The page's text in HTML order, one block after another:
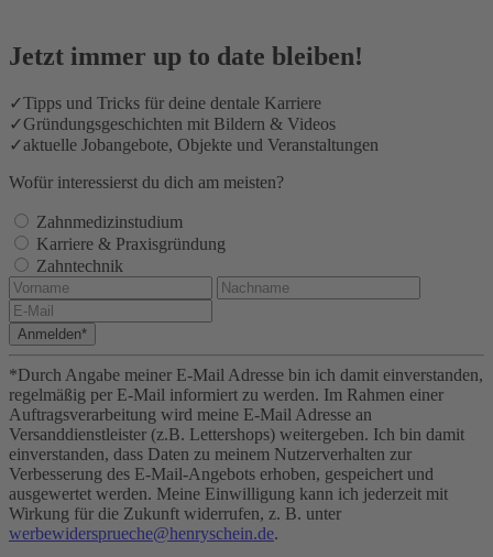
Jetzt immer up to date bleiben!
✓Tipps und Tricks für deine dentale Karriere
✓Gründungsgeschichten mit Bildern & Videos
✓aktuelle Jobangebote, Objekte und Veranstaltungen
Wofür interessierst du dich am meisten?
Zahnmedizinstudium
Karriere & Praxisgründung
Zahntechnik
Anmelden*
*Durch Angabe meiner E-Mail Adresse bin ich damit einverstanden,
regelmäßig per E-Mail informiert zu werden. Im Rahmen einer
Auftragsverarbeitung wird meine E-Mail Adresse an
Versanddienstleister (z.B. Lettershops) weitergeben. Ich bin damit
einverstanden, dass Daten zu meinem Nutzerverhalten zur
Verbesserung des E-Mail-Angebots erhoben, gespeichert und
ausgewertet werden. Meine Einwilligung kann ich jederzeit mit
Wirkung für die Zukunft widerrufen, z. B. unter
werbewidersprueche@henryschein.de.